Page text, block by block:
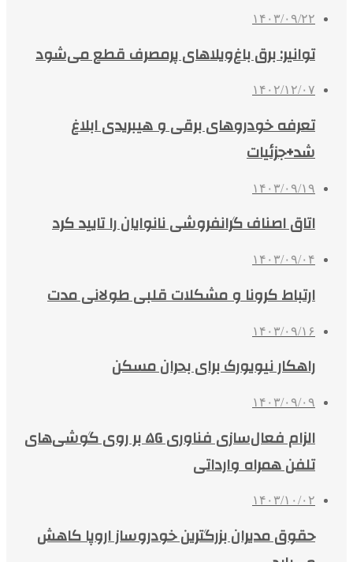
۱۴۰۳/۰۹/۲۲
توانیر: برق باغ‌ویلاهای پرمصرف قطع می‌شود
۱۴۰۲/۱۲/۰۷
تعرفه خودروهای برقی و هیبریدی ابلاغ
شد+جزئیات
۱۴۰۳/۰۹/۱۹
اتاق اصناف گرانفروشی نانوایان را تایید کرد
۱۴۰۳/۰۹/۰۴
ارتباط کرونا و مشکلات قلبی طولانی مدت
۱۴۰۳/۰۹/۱۶
راهکار نیویورک برای بحران مسکن
۱۴۰۳/۰۹/۰۹
الزام فعال‌سازی فناوری ۵G بر روی گوشی‌های
تلفن همراه وارداتی
۱۴۰۳/۱۰/۰۲
حقوق مدیران بزرگترین خودروساز اروپا کاهش